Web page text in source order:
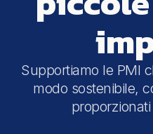
Supportiamo le PMI
modo sostenibile,